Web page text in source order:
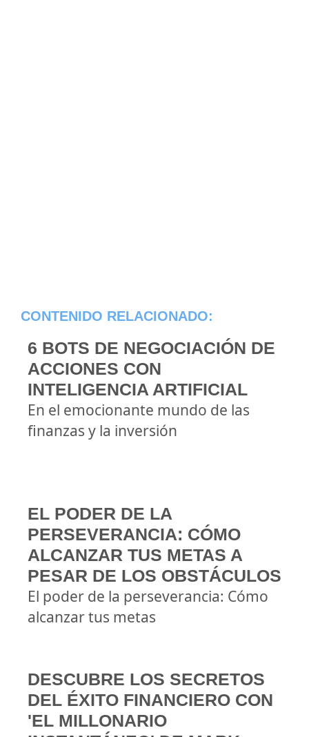
CONTENIDO RELACIONADO:
6 BOTS DE NEGOCIACIÓN DE
ACCIONES CON
INTELIGENCIA ARTIFICIAL
En el emocionante mundo de las
finanzas y la inversión
EL PODER DE LA
PERSEVERANCIA: CÓMO
ALCANZAR TUS METAS A
PESAR DE LOS OBSTÁCULOS
El poder de la perseverancia: Cómo
alcanzar tus metas
DESCUBRE LOS SECRETOS
DEL ÉXITO FINANCIERO CON
'EL MILLONARIO